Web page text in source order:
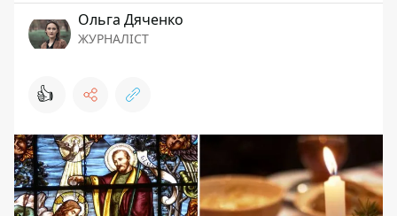
Ольга Дяченко
ЖУРНАЛІСТ
👍